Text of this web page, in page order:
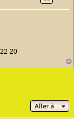
20
Aller à